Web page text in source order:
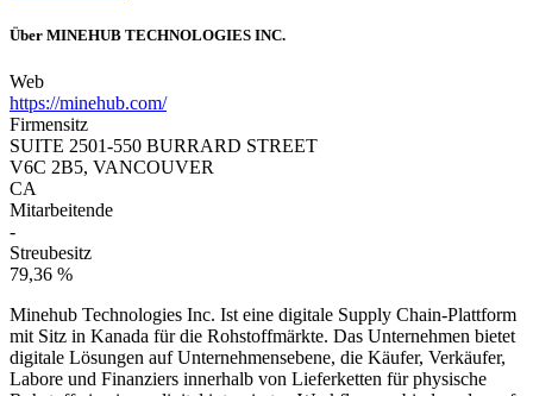
Über MINEHUB TECHNOLOGIES INC.
Web
https://minehub.com/
Firmensitz
SUITE 2501-550 BURRARD STREET
V6C 2B5, VANCOUVER
CA
Mitarbeitende
-
Streubesitz
79,36 %
Minehub Technologies Inc. Ist eine digitale Supply Chain-Plattform
mit Sitz in Kanada für die Rohstoffmärkte. Das Unternehmen bietet
digitale Lösungen auf Unternehmensebene, die Käufer, Verkäufer,
Labore und Finanziers innerhalb von Lieferketten für physische